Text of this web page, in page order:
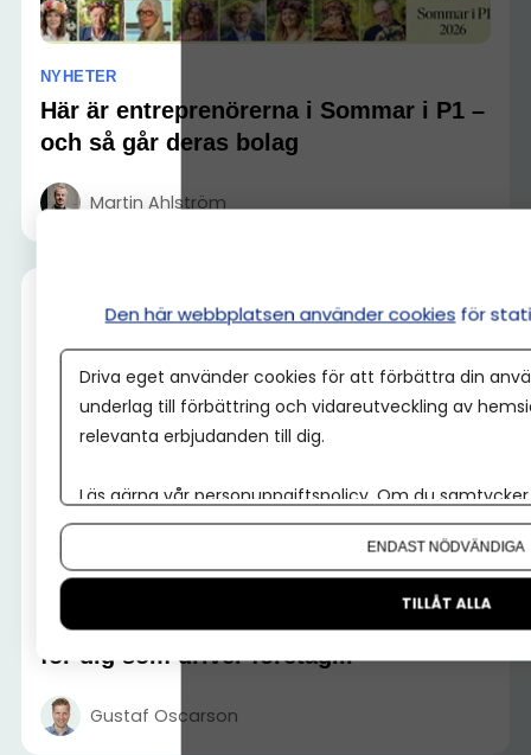
NYHETER
Här är entreprenörerna i Sommar i P1 –
och så går deras bolag
Martin Ahlström
EKONOMISKOLAN
Gratis ekonomi- och bokföringsskola
för dig som driver företag...
Gustaf Oscarson
Den här webbplatsen använder cookies för
Driva eget använder cookies för att förbättra din
underlag till förbättring och vidareutveckling av
relevanta erbjudanden till dig.
Läs gärna vår personuppgiftspolicy. Om du
Om du vill ändra ditt val i efterhand hittar du den
ENDAST NÖDVÄNDIGA
TILLÅT ALLA